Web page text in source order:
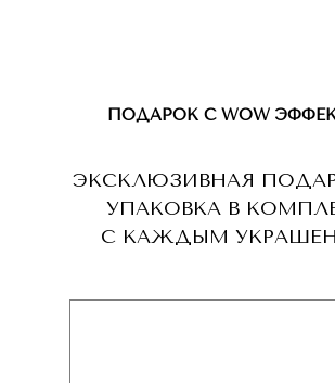
ЭКСКЛЮЗИВНАЯ
УПАКОВКА В
С КАЖДЫМ
ПОДАРОК С WOW